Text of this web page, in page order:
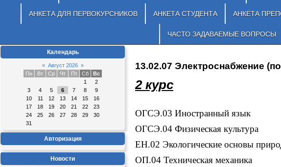
АНКЕТА ДЛЯ ПЕРВОКУРСНИКОВ АНКЕТА СТУДЕНТА АНКЕТА
ЧАСТО ЗАДАВАЕМЫЕ ВОПРОСЫ
Календарь
« Август 2026 »
Пн
Вт Ср Чт Пт Сб
Вс
1
2
3
4 5 6 7 8
9
10
11 12 13 14 15
16
17
18 19 20 21 22
23
24
25 26 27 28 29
30
31
Авторизация
Новости
13.02.07 Электроснабжение
2 курс
ОГСЭ.03 Иностранный язык
ОГСЭ.04 Физическая культура
ЕН.02 Экологические основы
ОП.04 Техническая механика